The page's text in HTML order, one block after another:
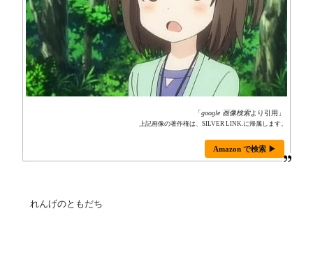
「google 画像検索より引用」
上記画像の著作権は、SILVER LINK.に帰属します。
Amazon で検索 ▶
れんげのともだち